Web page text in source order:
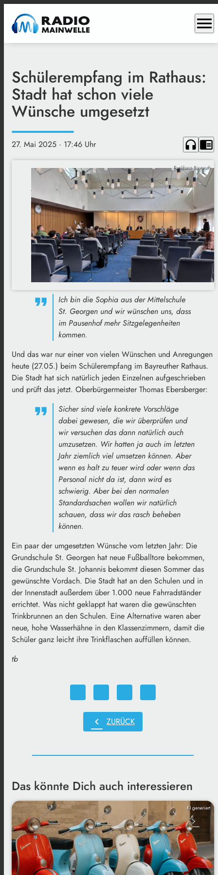
menu
Schülerempfang im Rathaus:
Stadt hat schon viele
Wünsche umgesetzt
27. Mai 2025 · 17:46 Uhr headphones chrome_reader_mode
Funkhaus Bayreuth
Ich bin die Sophia aus der Mittelschule
St. Georgen und wir wünschen uns, dass
im Pausenhof mehr Sitzgelegenheiten
kommen.
Und das war nur einer von vielen Wünschen und Anregungen
heute (27.05.) beim Schülerempfang im Bayreuther Rathaus.
Die Stadt hat sich natürlich jeden Einzelnen aufgeschrieben
und prüft das jetzt. Oberbürgermeister Thomas Ebersberger:
Sicher sind viele konkrete Vorschläge
dabei gewesen, die wir überprüfen und
wir versuchen das dann natürlich auch
umzusetzen. Wir hatten ja auch im letzten
Jahr ziemlich viel umsetzen können. Aber
wenn es halt zu teuer wird oder wenn das
Personal nicht da ist, dann wird es
schwierig. Aber bei den normalen
Standardsachen wollen wir natürlich
schauen, dass wir das rasch beheben
können.
Ein paar der umgesetzten Wünsche vom letzten Jahr: Die
Grundschule St. Georgen hat neue Fußballtore bekommen,
die Grundschule St. Johannis bekommt diesen Sommer das
gewünschte Vordach. Die Stadt hat an den Schulen und in
der Innenstadt außerdem über 1.000 neue Fahrradständer
errichtet. Was nicht geklappt hat waren die gewünschten
Trinkbrunnen an den Schulen. Eine Alternative waren aber
neue, hohe Wasserhähne in den Klassenzimmern, damit die
Schüler ganz leicht ihre Trinkflaschen auffüllen können.
tb
chevron_left ZURÜCK
Das könnte Dich auch interessieren
KI generiert